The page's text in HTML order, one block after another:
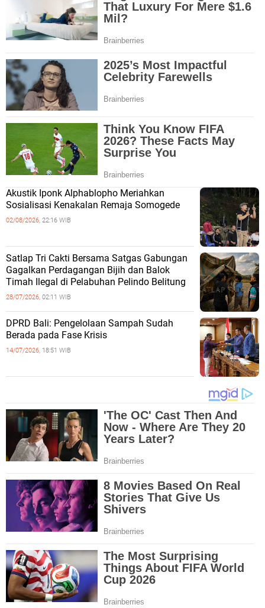
Akustik Iponk Alphablopho Meriahkan
Sosialisasi Kenakalan Remaja Somogede
02/08/2026, 22:16 WIB
Satlap Tri Cakti Bersama Satgas Gabungan
Gagalkan Perdagangan Bijih dan Balok
Timah Ilegal di Pelabuhan Pelindo Belitung
28/07/2026, 02:11 WIB
DPRD Bali: Pengelolaan Sampah Sudah
Berada pada Fase Krisis
14/07/2026, 18:51 WIB